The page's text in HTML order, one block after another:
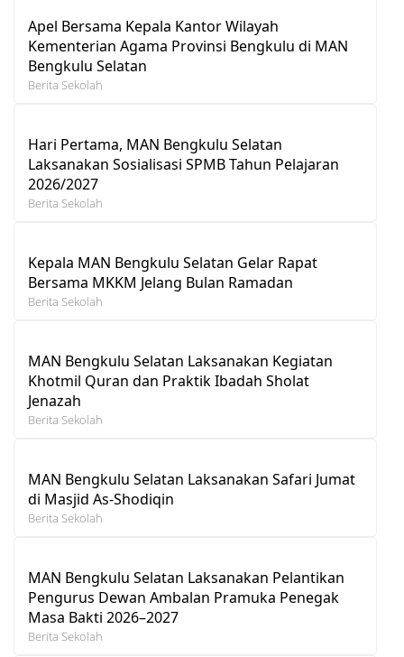
Apel Bersama Kepala Kantor Wilayah
Kementerian Agama Provinsi Bengkulu di MAN
Bengkulu Selatan
Berita Sekolah
Hari Pertama, MAN Bengkulu Selatan
Laksanakan Sosialisasi SPMB Tahun Pelajaran
2026/2027
Berita Sekolah
Kepala MAN Bengkulu Selatan Gelar Rapat
Bersama MKKM Jelang Bulan Ramadan
Berita Sekolah
MAN Bengkulu Selatan Laksanakan Kegiatan
Khotmil Quran dan Praktik Ibadah Sholat
Jenazah
Berita Sekolah
MAN Bengkulu Selatan Laksanakan Safari Jumat
di Masjid As-Shodiqin
Berita Sekolah
MAN Bengkulu Selatan Laksanakan Pelantikan
Pengurus Dewan Ambalan Pramuka Penegak
Masa Bakti 2026–2027
Berita Sekolah